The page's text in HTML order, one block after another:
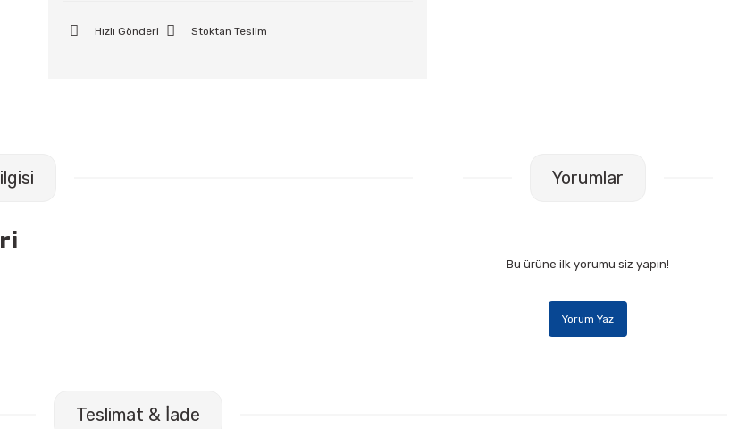
Hızlı Gönderi Stoktan Teslim
Yorumlar
Bu ürüne ilk yorumu siz yapın!
Yorum Yaz
Teslimat & İade